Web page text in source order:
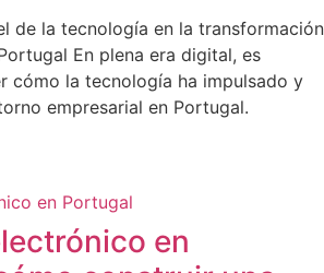
de la tecnología en la transformación
En plena era digital, es
cómo la tecnología ha impulsado y
empresarial en Portugal.
en